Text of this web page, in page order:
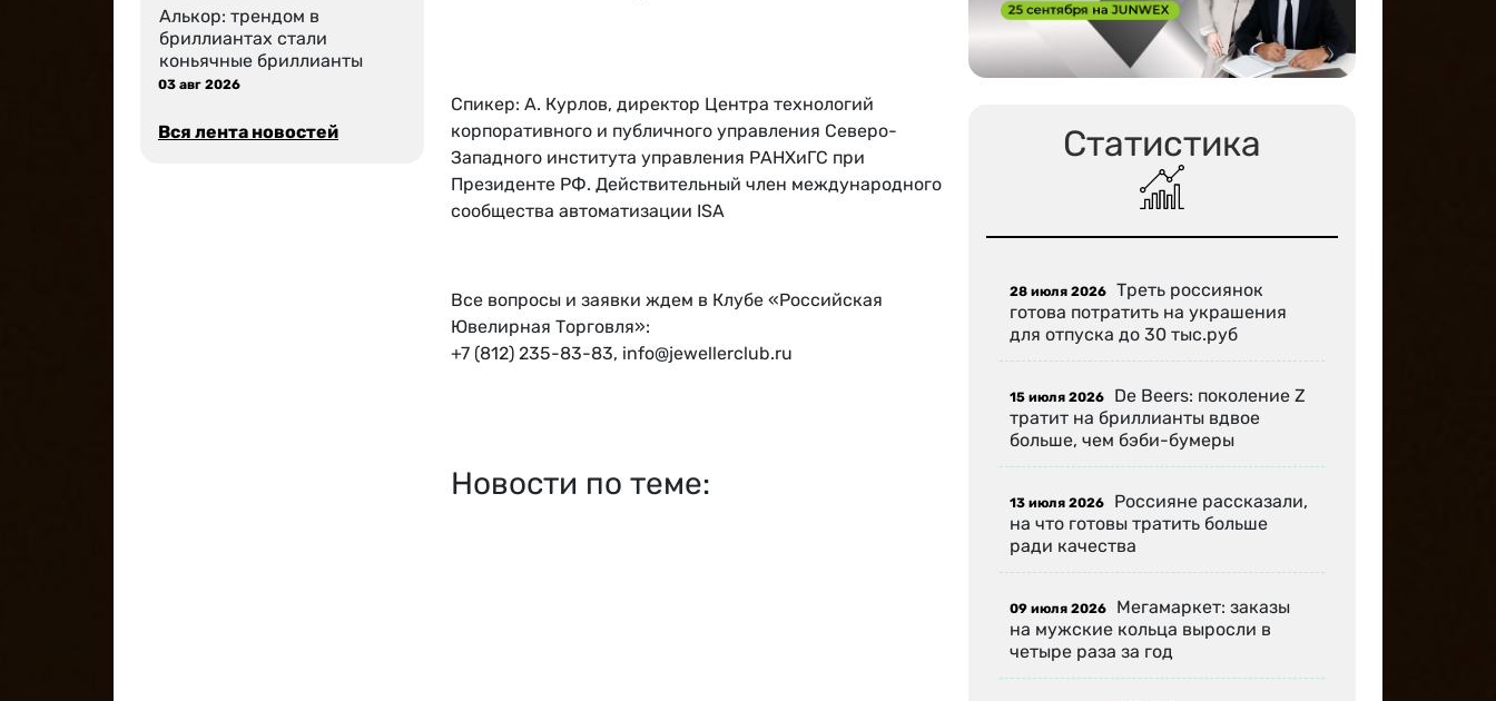
Алькор: трендом в
бриллиантах стали
коньячные бриллианты
03 авг 2026
Вся лента новостей
Спикер: А. Курлов, директор Центра технологий
корпоративного и публичного управления Северо-
Западного института управления РАНХиГС при
Президенте РФ. Действительный член международного
сообщества автоматизации ISA
Все вопросы и заявки ждем в Клубе «Российская
Ювелирная Торговля»:
+7 (812) 235-83-83, info@jewellerclub.ru
Новости по теме:
Статистика
28 июля 2026 Треть россиянок
готова потратить на украшения
для отпуска до 30 тыс.руб
15 июля 2026 De Beers: поколение Z
тратит на бриллианты вдвое
больше, чем бэби-бумеры
13 июля 2026 Россияне рассказали,
на что готовы тратить больше
ради качества
09 июля 2026 Мегамаркет: заказы
на мужские кольца выросли в
четыре раза за год